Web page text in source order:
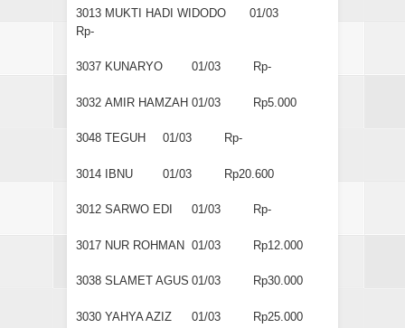
3013 MUKTI HADI WIDODO
01/03
Rp-
3037 KUNARYO 01/03 Rp-
3032 AMIR HAMZAH 01/03 Rp5.000
3048 TEGUH 01/03 Rp-
3014 IBNU 01/03 Rp20.600
3012 SARWO EDI 01/03 Rp-
3017 NUR ROHMAN 01/03 Rp12.000
3038 SLAMET AGUS 01/03 Rp30.000
3030 YAHYA AZIZ 01/03 Rp25.000